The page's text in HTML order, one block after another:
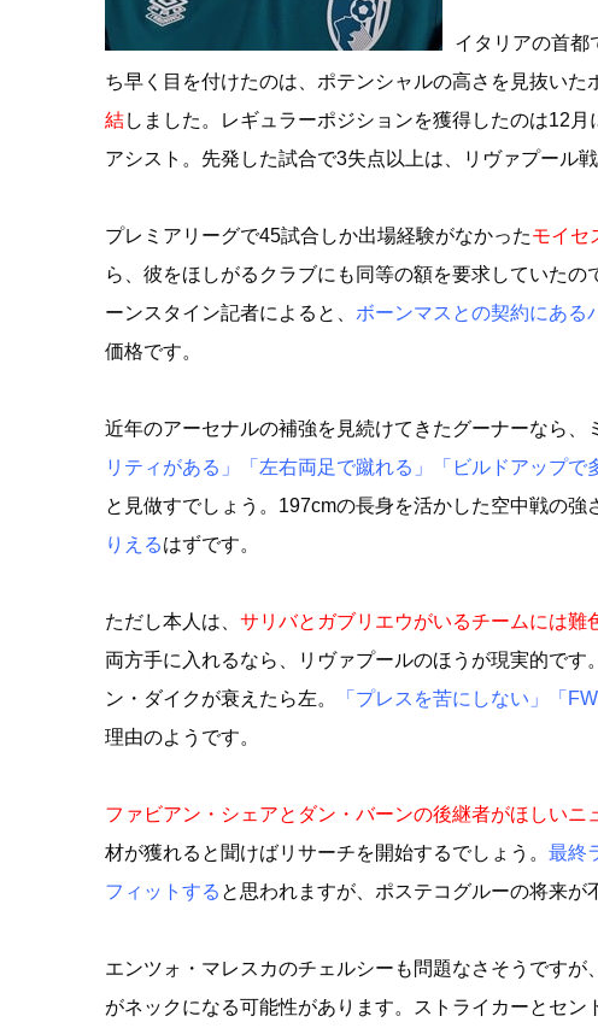
イタリアの首都
ち早く目を付けたのは、ポテンシャルの高さを見抜いた
結しました。レギュラーポジションを獲得したのは12
アシスト。先発した試合で3失点以上は、リヴァプール戦
プレミアリーグで45試合しか出場経験がなかったモイセ
ら、彼をほしがるクラブにも同等の額を要求していた
ーンスタイン記者によると、 ボーンマスとの契約にある
価格です。
近年のアーセナルの補強を見続けてきたグーナーなら、
リティがある」「左右両足で蹴れる」「ビルドアップで
と見做すでしょう。197cmの長身を活かした空中戦の強
りえるはずです。
ただし本人は、 サリバとガブリエウがいるチームには難
両方手に入れるなら、リヴァプールのほうが現実的で
ン・ダイクが衰えたら左。
「プレスを苦にしない」「
理由のようです。
ファビアン・シェアとダン・バーンの後継者がほしいニ
材が獲れると聞けばリサーチを開始するでしょう。 最終
フィットする と思われますが、ポステコグルーの将来が
エンツォ・マレスカのチェルシーも問題なさそうですが、
がネックになる可能性があります。ストライカーとセ